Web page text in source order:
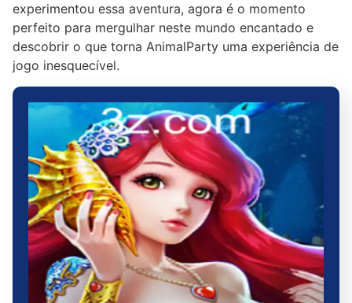
experimentou essa aventura, agora é o momento
perfeito para mergulhar neste mundo encantado e
descobrir o que torna AnimalParty uma experiência de
jogo inesquecível.